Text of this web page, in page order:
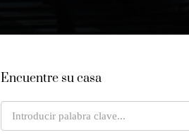
Encuentre su casa